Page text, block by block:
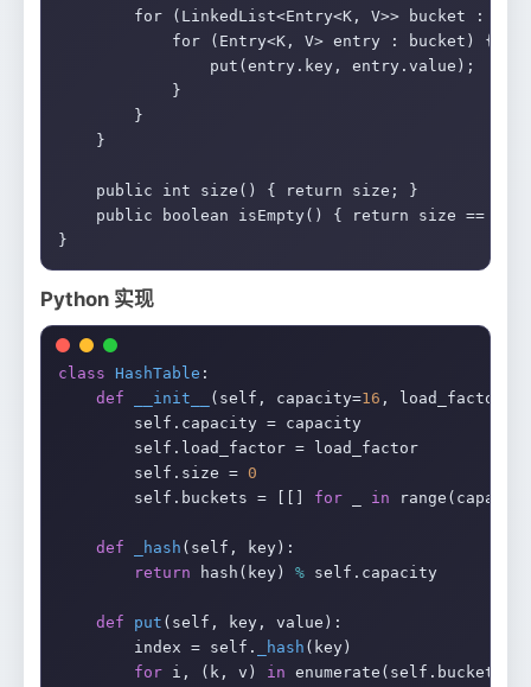
for (LinkedList<Entry<K, V>> bucket :
            for (Entry<K, V> entry : bucket) {
                put(entry.key, entry.value);
            }
        }
    }
    public int size() { return size; }
    public boolean isEmpty() { return size == 0; }
Python 实现
class HashTable :
def
__init__ (self, capacity=16 , load_factor=
        self.capacity = capacity
        self.load_factor = load_factor
        self.size =
0
        self.buckets = [[]
for in
def _hash (self, key):
return hash(key) % self.capacity
def put (self, key, value):
        index = self.
_hash (key)
for i, (k, v) in